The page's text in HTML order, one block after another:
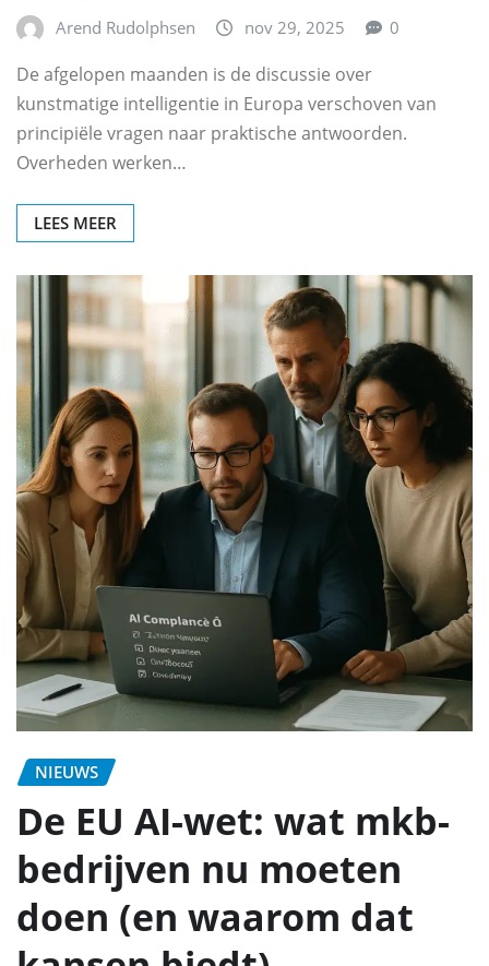
Arend Rudolphsen nov 29, 2025 0
De afgelopen maanden is de discussie over
kunstmatige intelligentie in Europa verschoven van
principiële vragen naar praktische antwoorden.
Overheden werken…
LEES MEER
NIEUWS
De EU AI-wet: wat mkb-
bedrijven nu moeten
doen (en waarom dat